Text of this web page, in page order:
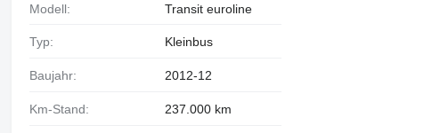
Modell: Transit euroline
Typ: Kleinbus
Baujahr: 2012-12
Km-Stand: 237.000 km